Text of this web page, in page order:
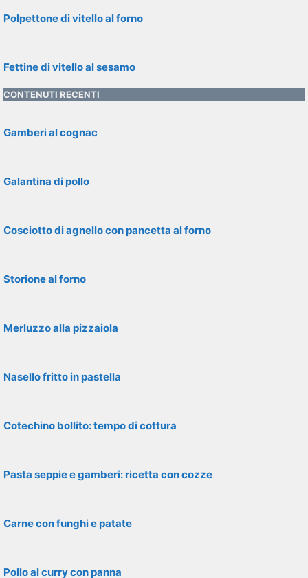
Polpettone di vitello al forno
Fettine di vitello al sesamo
CONTENUTI RECENTI
Gamberi al cognac
Galantina di pollo
Cosciotto di agnello con pancetta al forno
Storione al forno
Merluzzo alla pizzaiola
Nasello fritto in pastella
Cotechino bollito: tempo di cottura
Pasta seppie e gamberi: ricetta con cozze
Carne con funghi e patate
Pollo al curry con panna